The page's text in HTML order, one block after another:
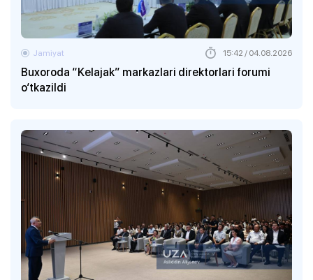
Buxoroda “Kelajak” markazlari direktorlari forumi
o‘tkazildi
Jamiyat 15:42 / 04.08.2026